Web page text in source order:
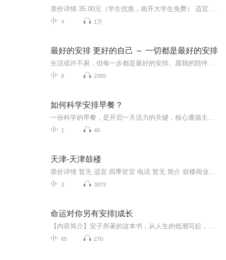
4 1万
最好的安排 更好的自己 ～ 一切都是最好的安排
8 2365
如何科学安排早餐？
1 46
天津-天津鼓楼
3 3973
命运对你另有安排|成长
65 270